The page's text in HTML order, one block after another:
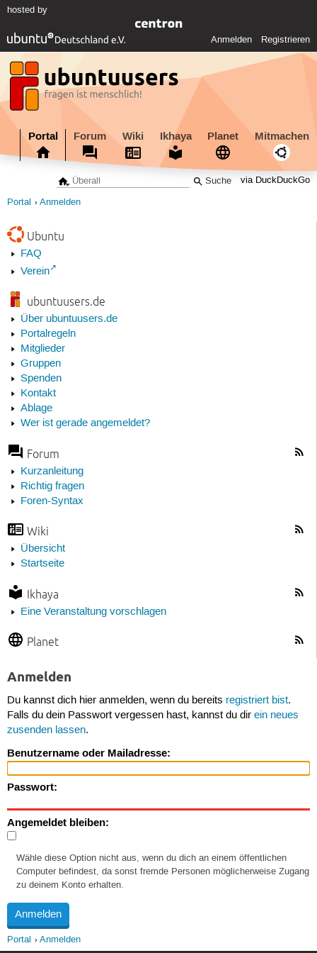
hosted by
Anmelden Registrieren
Portal Forum Wiki Ikhaya Planet Mitmachen
via DuckDuckGo
Portal Anmelden
Ubuntu
FAQ
Verein
ubuntuusers.de
Über ubuntuusers.de
Portalregeln
Mitglieder
Gruppen
Spenden
Kontakt
Ablage
Wer ist gerade angemeldet?
Forum
Kurzanleitung
Richtig fragen
Foren-Syntax
Wiki
Übersicht
Startseite
Ikhaya
Eine Veranstaltung vorschlagen
Planet
Anmelden
Du kannst dich hier anmelden, wenn du bereits registriert bist.
Falls du dein Passwort vergessen hast, kannst du dir ein neues
zusenden lassen.
Benutzername oder Mailadresse:
Passwort:
Angemeldet bleiben:
Wähle diese Option nicht aus, wenn du dich an einem öffentlichen
Computer befindest, da sonst fremde Personen möglicherweise Zugang
zu deinem Konto erhalten.
Portal Anmelden